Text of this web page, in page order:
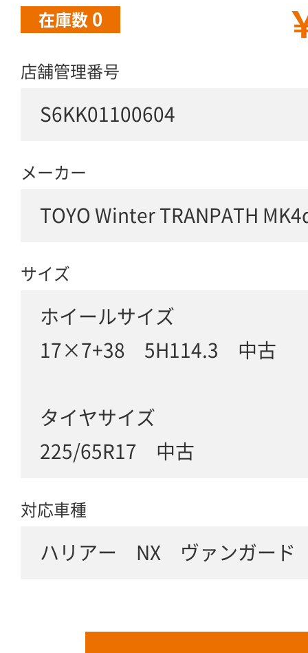
在庫数 0
店舗管理番号
S6KK01100604
メーカー
TOYO Winter TRANPATH
サイズ
ホイールサイズ
17×7+38 5H114.3 中古
タイヤサイズ
225/65R17 中古
対応車種
ハリアー NX ヴァンガー